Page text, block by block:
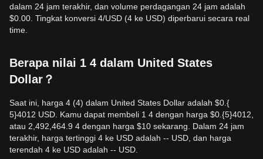
dalam 24 jam terakhir, dan volume perdagangan 24 jam adalah
$0.00. Tingkat konversi 4/USD (4 ke USD) diperbarui secara real
time.
Berapa nilai 1 4 dalam United States
Dollar？
Saat ini, harga 4 (4) dalam United States Dollar adalah $0.{​
5}4012 USD. Kamu dapat membeli 1 4 dengan harga $0.{​5}4012,
atau 2,492,464.9 4 dengan harga $10 sekarang. Dalam 24 jam
terakhir, harga tertinggi 4 ke USD adalah -- USD, dan harga
terendah 4 ke USD adalah -- USD.